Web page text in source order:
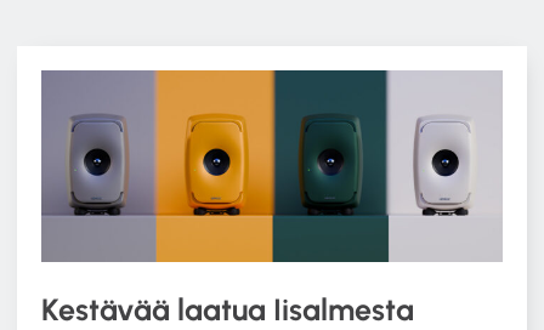
Kestävää laatua Iisalmesta